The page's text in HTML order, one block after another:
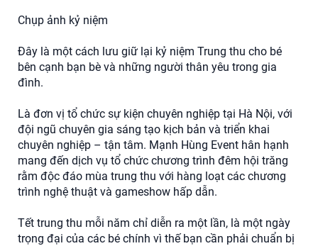
Chụp ảnh kỷ niệm
Đây là một cách lưu giữ lại kỷ niệm Trung thu cho bé
bên cạnh bạn bè và những người thân yêu trong gia
đình.
Là đơn vị tổ chức sự kiện chuyên nghiệp tại Hà Nội, với
đội ngũ chuyên gia sáng tạo kịch bản và triển khai
chuyên nghiệp – tận tâm. Mạnh Hùng Event hân hạnh
mang đến dịch vụ tổ chức chương trình đêm hội trăng
rằm độc đáo mùa trung thu với hàng loạt các chương
trình nghệ thuật và gameshow hấp dẫn.
Tết trung thu mỗi năm chỉ diễn ra một lần, là một ngày
trọng đại của các bé chính vì thế bạn cần phải chuẩn bị